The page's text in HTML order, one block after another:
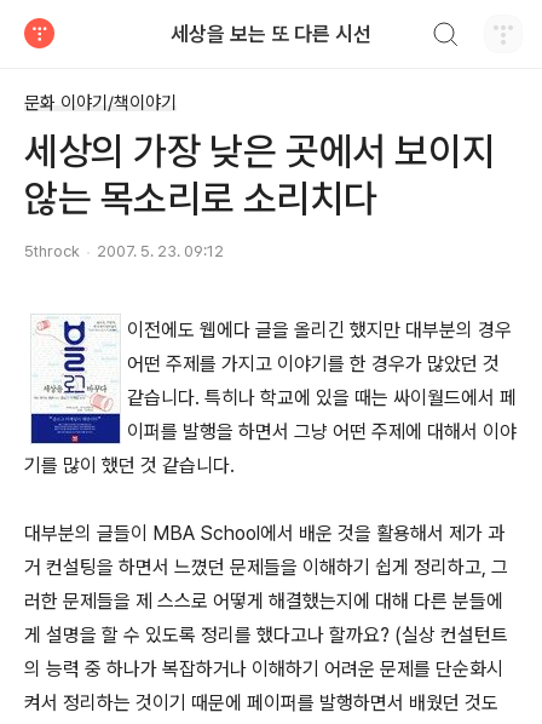
세상을 보는 또 다른 시선
문화 이야기/책이야기
세상의 가장 낮은 곳에서 보이지
않는 목소리로 소리치다
5throck 2007. 5. 23. 09:12
이전에도 웹에다 글을 올리긴 했지만 대부분의 경우
어떤 주제를 가지고 이야기를 한 경우가 많았던 것
같습니다. 특히나 학교에 있을 때는 싸이월드에서 페
이퍼를 발행을 하면서 그냥 어떤 주제에 대해서 이야
기를 많이 했던 것 같습니다.
대부분의 글들이 MBA School에서 배운 것을 활용해서 제가 과
거 컨설팅을 하면서 느꼈던 문제들을 이해하기 쉽게 정리하고, 그
러한 문제들을 제 스스로 어떻게 해결했는지에 대해 다른 분들에
게 설명을 할 수 있도록 정리를 했다고나 할까요? (실상 컨설턴트
의 능력 중 하나가 복잡하거나 이해하기 어려운 문제를 단순화시
켜서 정리하는 것이기 때문에 페이퍼를 발행하면서 배웠던 것도